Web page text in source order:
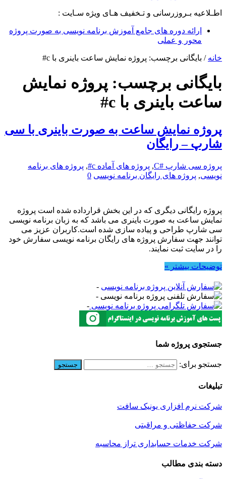
اطـلاعیه بـروزرسانی و تـخفیف هـای ویژه سـایت :
ارائه دوره های جامع آموزش برنامه نویسی به صورت پروژه
محور و عملی
خانه / بایگانی برچسب: پروژه نمایش ساعت باینری با c#
بایگانی برچسب: پروژه نمایش
ساعت باینری با c#
پروژه نمایش ساعت به صورت باینری با سی
شارپ – رایگان
پروژه سی شارپ #C , پروژه های آماده c# , پروژه های برنامه
نویسی, پروژه های رایگان برنامه نویسی 0
پروژه رایگانی دیگری که در این بخش قرارداده شده است پروژه
نمایش ساعت به صورت باینری می باشد که به زبان برنامه نویسی
سی شارپ طراحی و پیاده سازی شده است.کاربران عزیز می
توانند جهت سفارش پروژه های رایگان برنامه نویسی سفارش خود
را در سایت ثبت نمایند.
توضیحات بیشتر »
-
-
-
جستجوی پروژه شما
جستجو برای:
تبلیغات
شرکت نرم افزاری یونیک سافت
شرکت حفاظتی و مراقبتی
شرکت خدمات حسابداری تراز محاسبه
دسته بندی مطالب